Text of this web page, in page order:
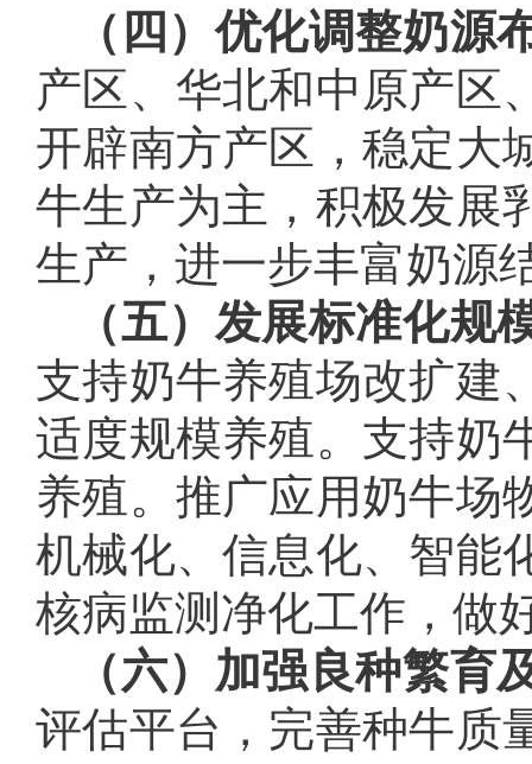
（四）优化调整奶源
产区、华北和中原产区
开辟南方产区，稳定大
牛生产为主，积极发展
生产，进一步丰富奶源
（五）发展标准化规
支持奶牛养殖场改扩建
适度规模养殖。支持奶
养殖。推广应用奶牛场
机械化、信息化、智能
核病监测净化工作，做
（六）加强良种繁育
评估平台，完善种牛质